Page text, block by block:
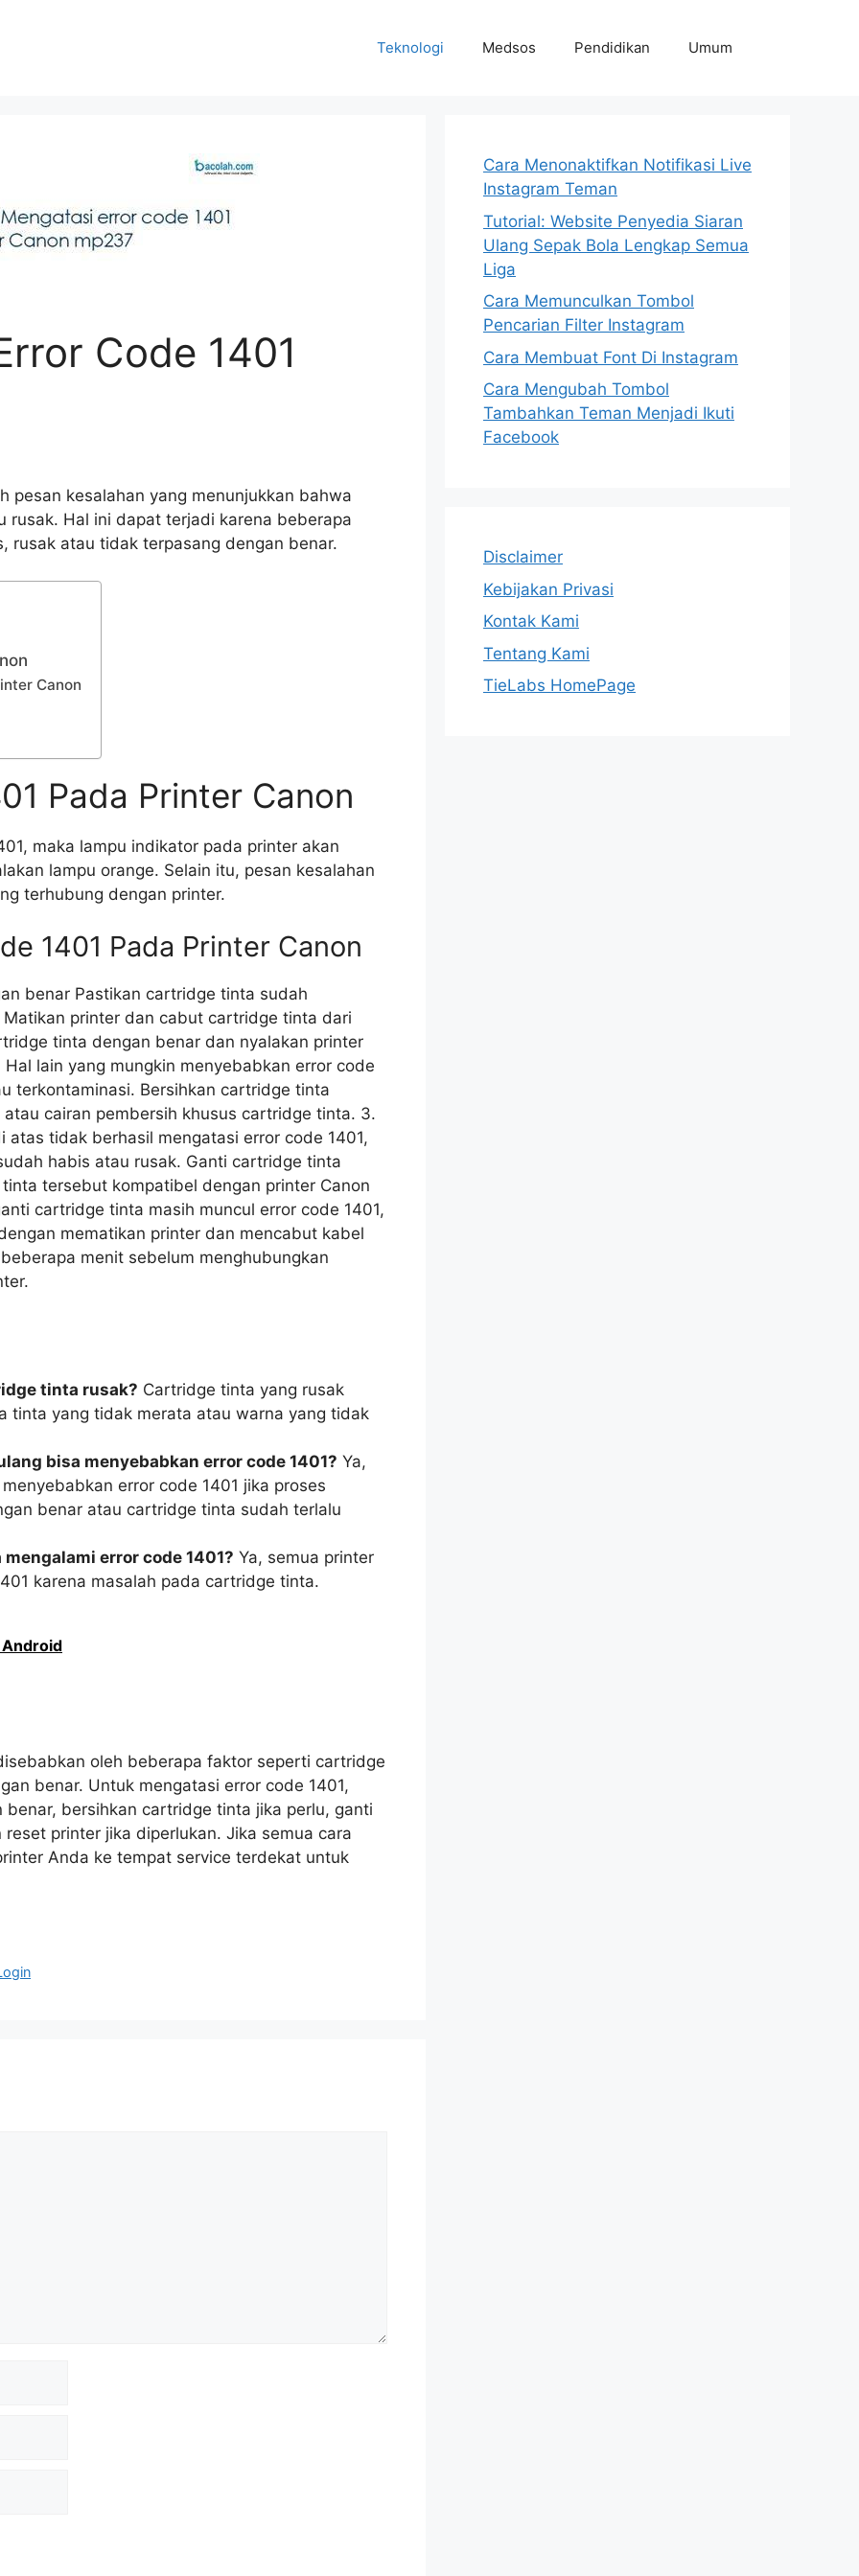
Teknologi Medsos Pendidikan Umum
Code 1401
pesan kesalahan yang menunjukkan bahwa
Hal ini dapat terjadi karena beberapa
rusak atau tidak terpasang dengan benar.
Canon
Pada Printer Canon
maka lampu indikator pada printer akan
lampu orange. Selain itu, pesan kesalahan
terhubung dengan printer.
1401 Pada Printer Canon
benar Pastikan cartridge tinta sudah
printer dan cabut cartridge tinta dari
tinta dengan benar dan nyalakan printer
lain yang mungkin menyebabkan error code
terkontaminasi. Bersihkan cartridge tinta
cairan pembersih khusus cartridge tinta. 3.
tidak berhasil mengatasi error code 1401,
habis atau rusak. Ganti cartridge tinta
tersebut kompatibel dengan printer Canon
cartridge tinta masih muncul error code 1401,
mematikan printer dan mencabut kabel
menit sebelum menghubungkan
tinta rusak? Cartridge tinta yang rusak
tinta yang tidak merata atau warna yang tidak
bisa menyebabkan error code 1401? Ya,
error code 1401 jika proses
benar atau cartridge tinta sudah terlalu
error code 1401? Ya, semua printer
karena masalah pada cartridge tinta.
oleh beberapa faktor seperti cartridge
benar. Untuk mengatasi error code 1401,
bersihkan cartridge tinta jika perlu, ganti
printer jika diperlukan. Jika semua cara
Anda ke tempat service terdekat untuk
Cara Menonaktifkan Notifikasi Live
Instagram Teman
Tutorial: Website Penyedia Siaran
Ulang Sepak Bola Lengkap Semua
Liga
Cara Memunculkan Tombol
Pencarian Filter Instagram
Cara Membuat Font Di Instagram
Cara Mengubah Tombol
Tambahkan Teman Menjadi Ikuti
Facebook
Disclaimer
Kebijakan Privasi
Kontak Kami
Tentang Kami
TieLabs HomePage